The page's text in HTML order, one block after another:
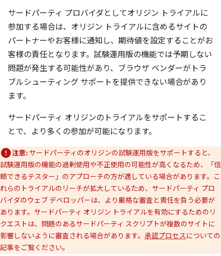
サードパーティ プロバイダとしてオリジン トライアルに
参加する場合は、オリジン トライアルに含めるサイトの
パートナーやお客様に通知し、期待値を設定することがお
客様の責任となります。試験運用版の機能では予期しない
問題が発生する可能性があり、ブラウザ ベンダーがトラ
ブルシューティング サポートを提供できない場合があり
ます。
サードパーティ オリジンのトライアルをサポートするこ
とで、より多くの参加が可能になります。
注意: サードパーティのオリジンの試験運用版をサポートすると、
試験運用版の機能の過剰使用や不正使用の可能性が高くなるため、「信
頼できるテスター」のアプローチの方が適している場合があります。こ
れらのトライアルのリーチが拡大しているため、サードパーティ プロ
バイダのウェブ デベロッパーは、より厳格な審査と責任を負う必要が
あります。サードパーティ オリジン トライアルを有効にするためのリ
クエストは、問題のあるサードパーティ スクリプトが複数のサイトに
影響しないように審査される場合があります。 承認プロセスについての
記事をご覧ください。